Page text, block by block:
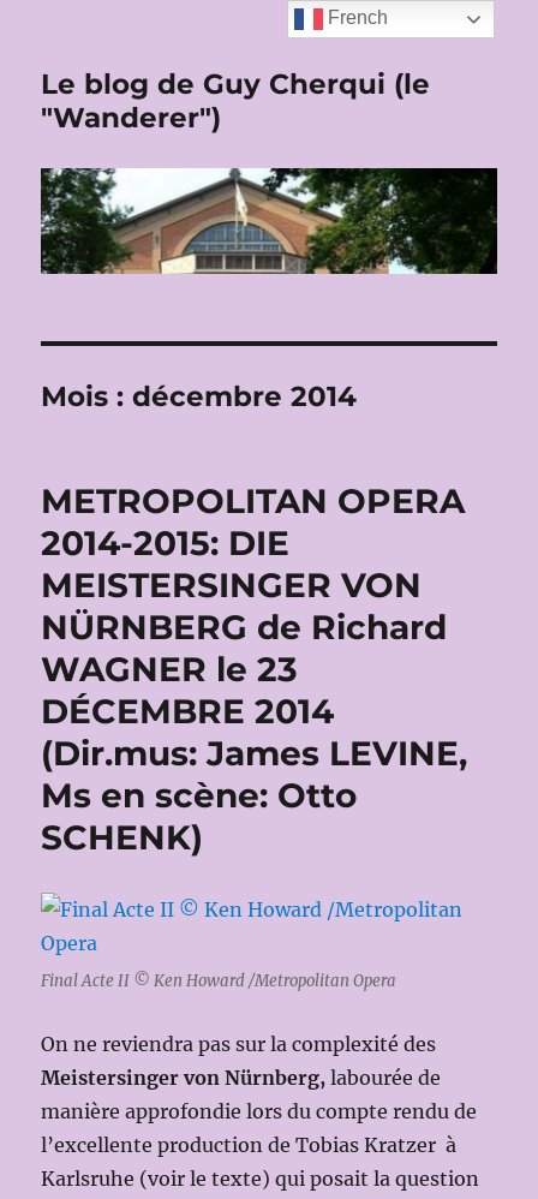
Le blog de Guy Cherqui (le
"Wanderer")
Mois :décembre 2014
METROPOLITAN OPERA
2014-2015: DIE
MEISTERSINGER VON
NÜRNBERG de Richard
WAGNER le 23
DÉCEMBRE 2014
(Dir.mus: James LEVINE,
Ms en scène: Otto
SCHENK)
Final Acte II © Ken Howard /Metropolitan Opera
On ne reviendra pas sur la complexité des
Meistersinger von Nürnberg, labourée de
manière approfondie lors du compte rendu de
l’excellente production de Tobias Kratzer à
Karlsruhe (voir le texte) qui posait la question
French